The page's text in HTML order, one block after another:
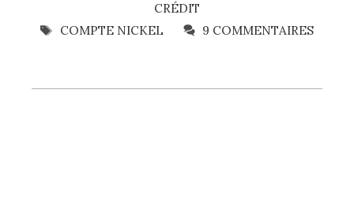
CRÉDIT
ÉTIQUETTES
COMPTE NICKEL 9 COMMENTAIRES